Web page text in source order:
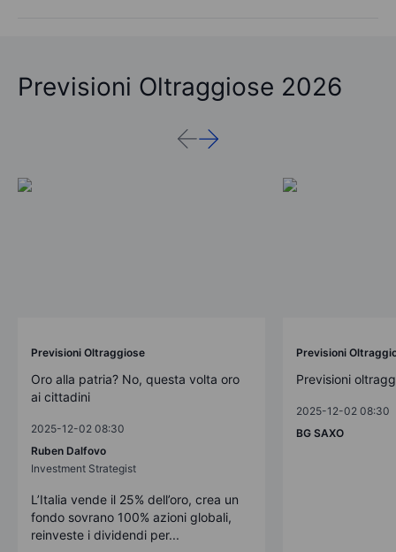
Previsioni Oltraggiose 2026
Previsioni Oltraggiose
Oro alla patria? No, questa volta oro
ai cittadini
2025-12-02 08:30
Ruben Dalfovo
Investment Strategist
L’Italia vende il 25% dell’oro, crea un
fondo sovrano 100% azioni globali,
reinveste i dividendi per...
Previsioni
Previsioni
2025-12-02 08:30
BG SAXO